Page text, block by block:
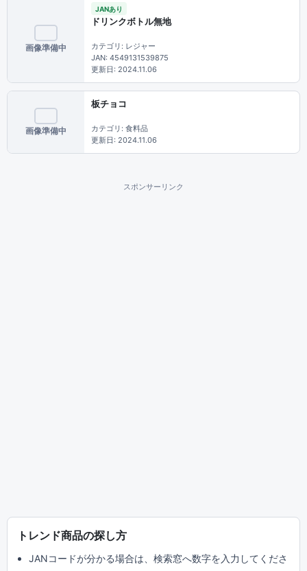
画像準備中
JANあり
ドリンクボトル無地
カテゴリ: レジャー
JAN: 4549131539875
更新日: 2024.11.06
画像準備中
板チョコ
カテゴリ: 食料品
更新日: 2024.11.06
スポンサーリンク
トレンド商品の探し方
JANコードが分かる場合は、検索窓へ数字を入力してくださ